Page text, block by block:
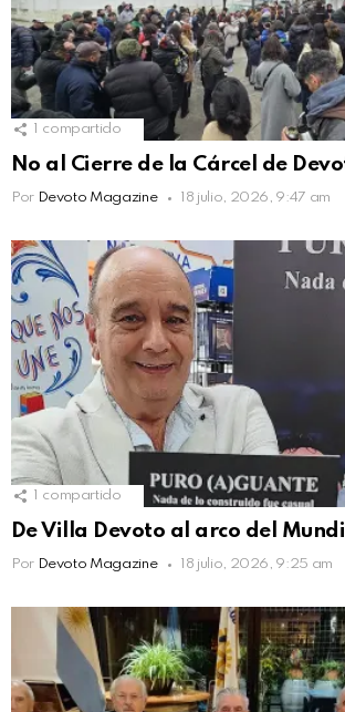
compartido
No al Cierre de la Cárcel de
Por Devoto Magazine 18 julio, 2026, 9:47 am
compartido
De Villa Devoto al arco del
Por Devoto Magazine 18 julio, 2026, 9:25 am